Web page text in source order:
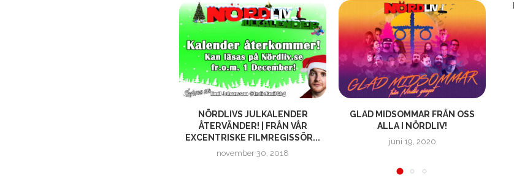
NÖRDLIVS JULKALENDER
ÅTERVÄNDER! | FRÅN VÅR
EXCENTRISKE FILMREGISSÖR...
november 30, 2018
GLAD MIDSOMMAR FRÅN OSS
ALLA I NÖRDLIV!
juni 19, 2020